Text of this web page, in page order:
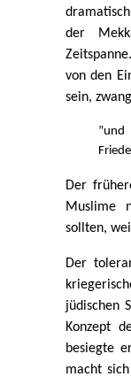
der
von den
sein,
Der
Muslime
sollten,
Der
jüdischen
Konzept
besiegte
macht